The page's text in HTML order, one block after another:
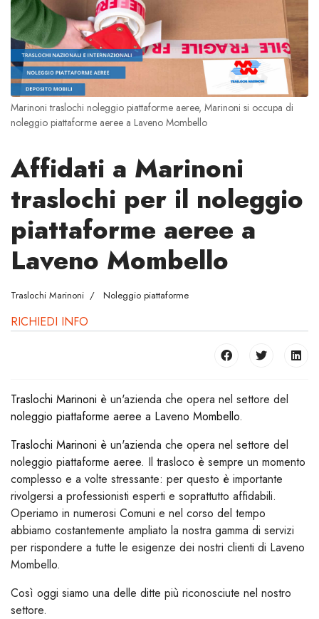
Marinoni traslochi noleggio piattaforme aeree, Marinoni si occupa di
noleggio piattaforme aeree a Laveno Mombello
Affidati a Marinoni
traslochi per il noleggio
piattaforme aeree a
Laveno Mombello
Traslochi Marinoni Noleggio piattaforme
RICHIEDI INFO
Traslochi Marinoni è un'azienda che opera nel settore del
noleggio piattaforme aeree a Laveno Mombello.
Traslochi Marinoni è un'azienda che opera nel settore del
noleggio piattaforme aeree. Il trasloco è sempre un momento
complesso e a volte stressante: per questo è importante
rivolgersi a professionisti esperti e soprattutto affidabili.
Operiamo in numerosi Comuni e nel corso del tempo
abbiamo costantemente ampliato la nostra gamma di servizi
per rispondere a tutte le esigenze dei nostri clienti di Laveno
Mombello.
Così oggi siamo una delle ditte più riconosciute nel nostro
settore.